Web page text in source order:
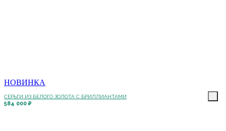
НОВИНКА
СЕРЬГИ ИЗ БЕЛОГО ЗОЛОТА С БРИЛЛИАНТАМИ
584 000 ₽